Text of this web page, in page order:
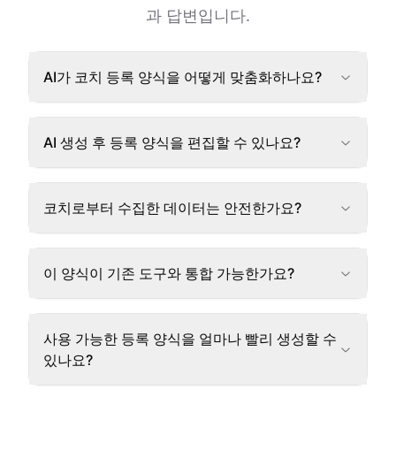
과 답변입니다.
AI가 코치 등록 양식을 어떻게 맞춤화하나요?
AI 생성 후 등록 양식을 편집할 수 있나요?
코치로부터 수집한 데이터는 안전한가요?
이 양식이 기존 도구와 통합 가능한가요?
사용 가능한 등록 양식을 얼마나 빨리 생성할 수
있나요?